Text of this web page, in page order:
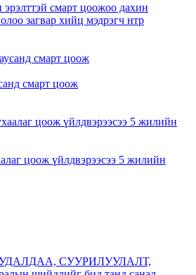
смарт цоожоо дахин
загвар хийц мэдрэгч нтр
смарт цоож
цоож үйлдвэрээсээ 5 жилийн